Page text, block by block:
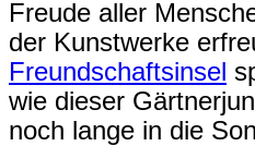
Freude aller
der Kunstwerke
Freundschaftsinsel
wie dieser
noch lange in die